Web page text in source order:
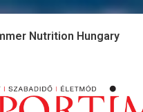
Nutrition Hungary